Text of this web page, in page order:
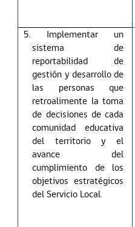
5. Implementar un
sistema de
reportabilidad de
gestión y desarrollo de
las personas que
retroalimente la toma
de decisiones de cada
comunidad educativa
del territorio y el
avance del
cumplimiento de los
objetivos estratégicos
del Servicio Local.